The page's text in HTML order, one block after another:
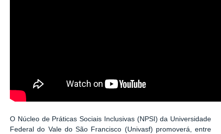
O Núcleo de Práticas Sociais Inclusivas (NPSI) da Universidade
Federal do Vale do São Francisco (Univasf) promoverá, entre